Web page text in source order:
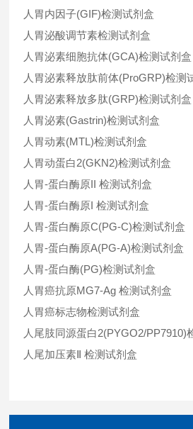
人胃内因子(GIF)检测试剂盒
人胃泌酸调节素检测试剂盒
人胃泌素细胞抗体(GCA)检测试剂盒
人胃泌素释放肽前体(ProGRP)检测
人胃泌素释放多肽(GRP)检测试剂盒
人胃泌素(Gastrin)检测试剂盒
人胃动素(MTL)检测试剂盒
人胃动蛋白2(GKN2)检测试剂盒
人胃-蛋白酶原II 检测试剂盒
人胃-蛋白酶原I 检测试剂盒
人胃-蛋白酶原C(PG-C)检测试剂盒
人胃-蛋白酶原A(PG-A)检测试剂盒
人胃-蛋白酶(PG)检测试剂盒
人胃癌抗原MG7-Ag 检测试剂盒
人胃癌标志物检测试剂盒
人尾肢同源蛋白2(PYGO2/PP7910)
人尾加压素Ⅱ 检测试剂盒